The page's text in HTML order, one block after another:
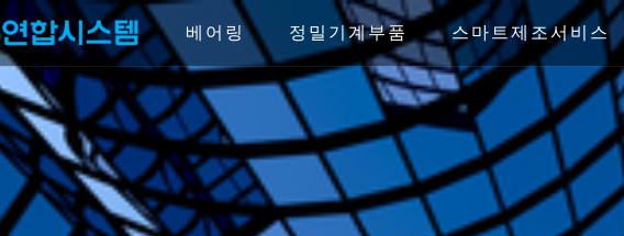
Skip
to
content
베어링 정밀기계부품 스마트제조서비스